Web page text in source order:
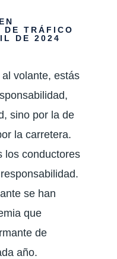
DE TRÁFICO
DE 2024
volante, estás
sino por la de
la carretera.
los conductores
se han
que
de
año.